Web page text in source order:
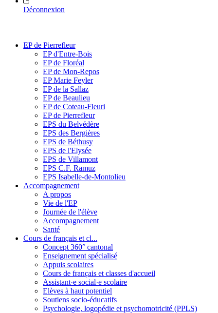
Déconnexion
EP de Pierrefleur
EP d'Entre-Bois
EP de Floréal
EP de Mon-Repos
EP Marie Feyler
EP de la Sallaz
EP de Beaulieu
EP de Coteau-Fleuri
EP de Pierrefleur
EPS du Belvédère
EPS des Bergières
EPS de Béthusy
EPS de l'Elysée
EPS de Villamont
EPS C.F. Ramuz
EPS Isabelle-de-Montolieu
Accompagnement
A propos
Vie de l'EP
Journée de l'élève
Accompagnement
Santé
Cours de français et cl...
Concept 360° cantonal
Enseignement spécialisé
Appuis scolaires
Cours de français et classes d'accueil
Assistant·e social·e scolaire
Elèves à haut potentiel
Soutiens socio-éducatifs
Psychologie, logopédie et psychomotricité (PPLS)